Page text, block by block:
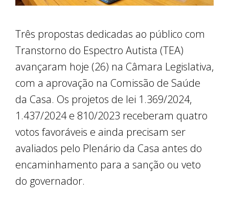
Três propostas dedicadas ao público com
Transtorno do Espectro Autista (TEA)
avançaram hoje (26) na Câmara Legislativa,
com a aprovação na Comissão de Saúde
da Casa. Os projetos de lei 1.369/2024,
1.437/2024 e 810/2023 receberam quatro
votos favoráveis e ainda precisam ser
avaliados pelo Plenário da Casa antes do
encaminhamento para a sanção ou veto
do governador.